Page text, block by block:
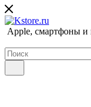
Apple, cмартфоны и